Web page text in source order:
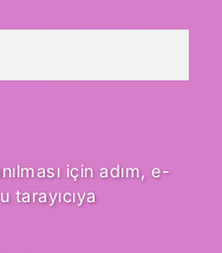
için adım, e-
tarayıcıya